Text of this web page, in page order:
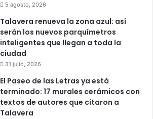
5 agosto, 2026
Talavera renueva la zona azul: así
serán los nuevos parquímetros
inteligentes que llegan a toda la
ciudad
31 julio, 2026
El Paseo de las Letras ya está
terminado: 17 murales cerámicos con
textos de autores que citaron a
Talavera